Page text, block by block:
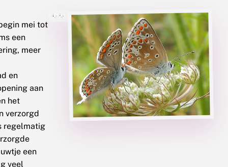
mei tot
een
meer
en
aan
het
verzorgd
regelmatig
een
veel